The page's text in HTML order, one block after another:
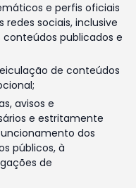
e perfis oficiais
redes sociais, inclusive
publicados e
de conteúdos
avisos e
e estritamente
dos
públicos, à
de